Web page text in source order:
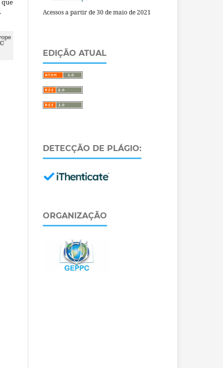
Acessos a partir de 30 de maio de 2021
EDIÇÃO ATUAL
DETECÇÃO DE PLÁGIO:
ORGANIZAÇÃO